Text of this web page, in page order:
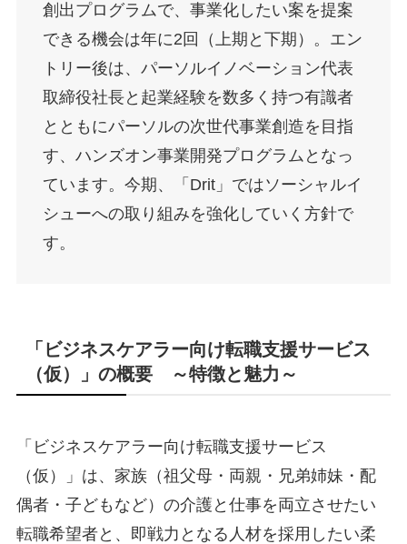
創出プログラムで、事業化したい案を提案
できる機会は年に2回（上期と下期）。エン
トリー後は、パーソルイノベーション代表
取締役社長と起業経験を数多く持つ有識者
とともにパーソルの次世代事業創造を目指
す、ハンズオン事業開発プログラムとなっ
ています。今期、「Drit」ではソーシャルイ
シューへの取り組みを強化していく方針で
す。
「ビジネスケアラー向け転職支援サービス
（仮）」の概要 ～特徴と魅力～
「ビジネスケアラー向け転職支援サービス
（仮）」は、家族（祖父母・両親・兄弟姉妹・配
偶者・子どもなど）の介護と仕事を両立させたい
転職希望者と、即戦力となる人材を採用したい柔